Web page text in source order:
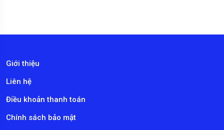
Giới thiệu
Liên hệ
Điều khoản thanh toán
Chính sách bảo mật